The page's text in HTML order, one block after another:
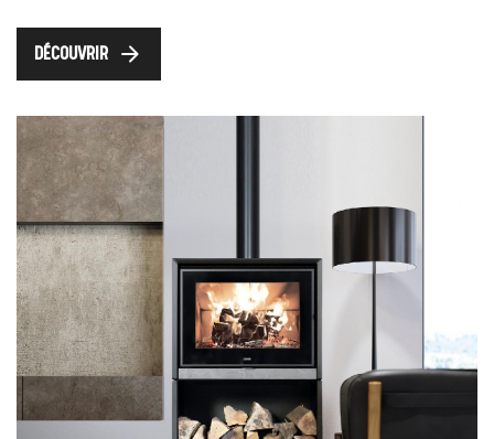
DÉCOUVRIR arrow_forward